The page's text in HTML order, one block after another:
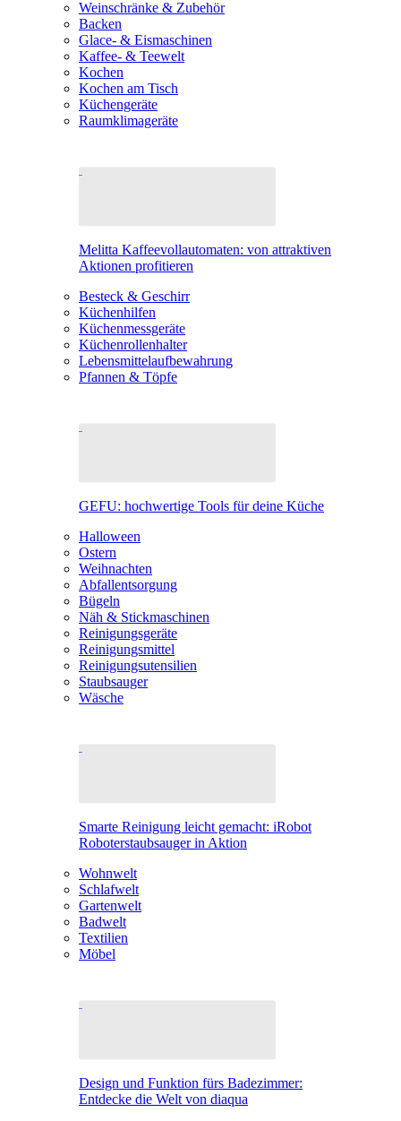
Weinschränke & Zubehör
Backen
Glace- & Eismaschinen
Kaffee- & Teewelt
Kochen
Kochen am Tisch
Küchengeräte
Raumklimageräte
Melitta Kaffeevollautomaten: von attraktiven
Aktionen profitieren
Besteck & Geschirr
Küchenhilfen
Küchenmessgeräte
Küchenrollenhalter
Lebensmittelaufbewahrung
Pfannen & Töpfe
GEFU: hochwertige Tools für deine Küche
Halloween
Ostern
Weihnachten
Abfallentsorgung
Bügeln
Näh & Stickmaschinen
Reinigungsgeräte
Reinigungsmittel
Reinigungsutensilien
Staubsauger
Wäsche
Smarte Reinigung leicht gemacht: iRobot
Roboterstaubsauger in Aktion
Wohnwelt
Schlafwelt
Gartenwelt
Badwelt
Textilien
Möbel
Design und Funktion fürs Badezimmer:
Entdecke die Welt von diaqua